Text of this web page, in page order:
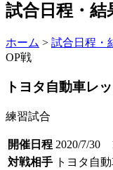
試合日程・結
ホーム > 試合日程・
OP戦
トヨタ自動車レ
練習試合
開催日程 2020/7/30
対戦相手 トヨタ自